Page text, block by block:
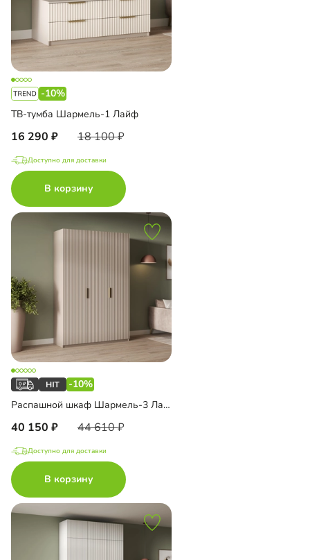
-10%
ТВ-тумба Шармель-1 Лайф
16 290 18 100
Доступно для доставки
В корзину
-10%
Распашной шкаф Шармель-3 Лайф
40 150 44 610
Доступно для доставки
В корзину